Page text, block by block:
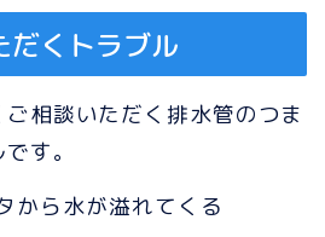
だくトラブル
相談いただく排水管のつま
す。
から水が溢れてくる